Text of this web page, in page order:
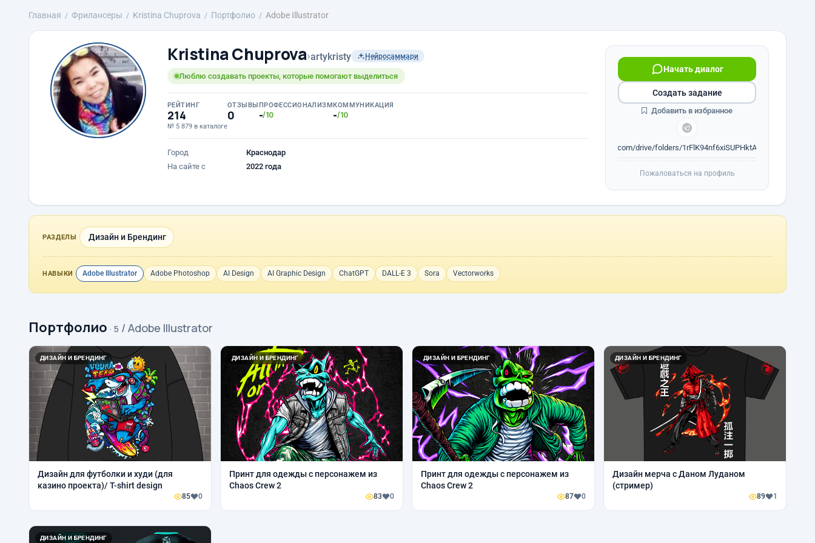
Главная Фрилансеры Kristina Chuprova Портфолио Adobe Illustrator
Kristina Chuprova›artykristy Нейросаммари
Люблю создавать проекты, которые помогают выделиться
РЕЙТИНГ
214
№ 5 879 в каталоге
ОТЗЫВЫ
0
ПРОФЕССИОНАЛИЗМ
-/10
КОММУНИКАЦИЯ
-/10
Город
Краснодар
На сайте с
2022 года
Начать диалог
drive.google.com/drive/folders/1rFlK94nf6xiSUPHktAmRHilbuijnCQgr
Создать задание
Добавить в избранное
Пожаловаться на профиль
РАЗДЕЛЫ Дизайн и Брендинг
НАВЫКИ Adobe Illustrator Adobe Photoshop AI Design AI Graphic Design ChatGPT DALL-E 3 Sora Vectorworks
Портфолио · 5 / Adobe Illustrator
ДИЗАЙН И БРЕНДИНГ
Дизайн для футболки и худи (для
казино проекта)/ T-shirt design
85 0
ДИЗАЙН И БРЕНДИНГ
Принт для одежды с персонажем из
Chaos Crew 2
83 0
ДИЗАЙН И БРЕНДИНГ
Принт для одежды с персонажем из
Chaos Crew 2
87 0
ДИЗАЙН И БРЕНДИНГ
Дизайн мерча с Даном Луданом
(стример)
89 1
ДИЗАЙН И БРЕНДИНГ